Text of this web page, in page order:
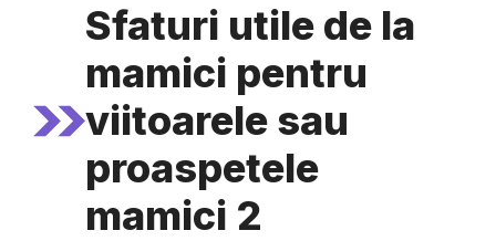
Sfaturi utile de la
mamici pentru
viitoarele sau
proaspetele
mamici 2